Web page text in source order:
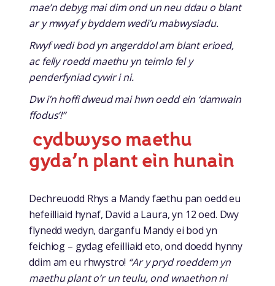
mae’n debyg mai dim ond un neu ddau o blant
ar y mwyaf y byddem wedi’u mabwysiadu.
Rwyf wedi bod yn angerddol am blant erioed,
ac felly roedd maethu yn teimlo fel y
penderfyniad cywir i ni.
Dw i’n hoffi dweud mai hwn oedd ein ‘damwain
ffodus’!”
cydbwyso maethu
gyda’n plant ein hunain
Dechreuodd Rhys a Mandy faethu pan oedd eu
hefeilliaid hynaf, David a Laura, yn 12 oed. Dwy
flynedd wedyn, darganfu Mandy ei bod yn
feichiog – gydag efeilliaid eto, ond doedd hynny
ddim am eu rhwystro! “Ar y pryd roeddem yn
maethu plant o’r un teulu, ond wnaethon ni